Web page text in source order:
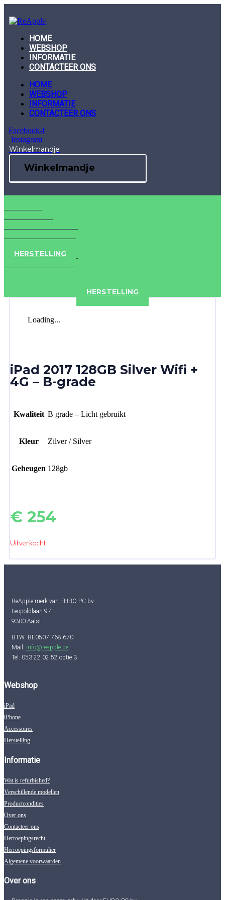
to
content
HOME
WEBSHOP
INFORMATIE
CONTACTEER ONS
HOME
WEBSHOP
INFORMATIE
CONTACTEER ONS
Facebook-f
Instagram
Winkelmandje
Winkelmandje
HERSTELLING
HERSTELLING
Loading...
iPad 2017 128GB Silver Wifi +
4G – B-grade
Kwaliteit B grade – Licht gebruikt
Kleur Zilver / Silver
Geheugen 128gb
€ 254
Uitverkocht
ReApple merk van EHBO-PC bv
Leopoldlaan 97
9300 Aalst
BTW: BE0507.768.670
Mail: info@reapple.be
Tel: 053 22 02 52 optie 3
Webshop
iPad
iPhone
Accessoires
Herstelling
Informatie
Wat is refurbished?
Verschillende modellen
Productcondities
Over ons
Contacteer ons
Herroepingsrecht
Herroepingsformulier
Algemene voorwaarden
Over ons